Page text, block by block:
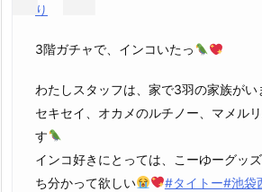
り
3階ガチャで、インコいたっ
わたしスタッフは、家で3羽の家族がい
セキセイ、オカメのルチノー、マメル
す
インコ好きにとっては、こーゆーグッ
ち分かって欲しい
#タイトー#池袋